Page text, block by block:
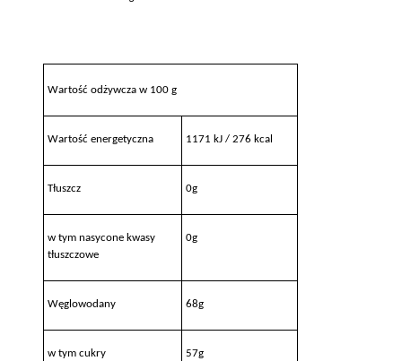
Wartość odżywcza w 100 g
Wartość energetyczna 1171 kJ / 276 kcal
Tłuszcz 0g
w tym nasycone kwasy
tłuszczowe
0g
Węglowodany 68g
w tym cukry 57g